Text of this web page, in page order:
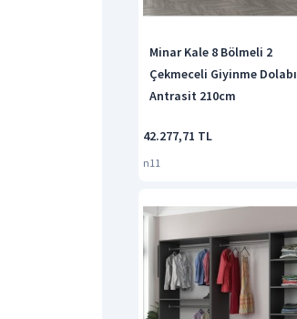
Minar Kale 8 Bölmeli 2
Çekmeceli Giyinme Dolabı
Antrasit 210cm
42.277,71 TL
n11